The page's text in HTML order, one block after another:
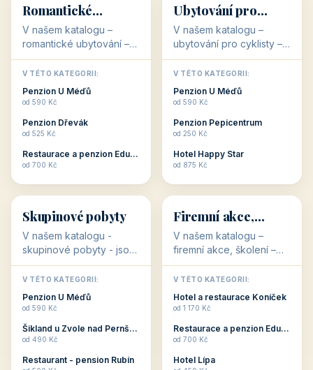
💕
Romantické
ubytování
V našem katalogu –
romantické ubytování –
jsou pro Vás připraveny
objekty, které svojí
stavbou, polohou anebo
zaměřením nabízí
Romantické ...
V TÉTO KATEGORII:
Penzion U Méďů
od 590 Kč
Penzion Dřevák
od 525 Kč
Restaurace a penzion Eduard
od 700 Kč
🚴 32 objektů
Ubytování pro
cyklisty
V našem katalogu –
ubytování pro cyklisty –
jsou pro Vás připraveny
objekty, které jsou na
milovníky cykloturistiky
připraveny. Většinou mají
V TÉTO KATEGORII:
Penzion U Méďů
od 590 Kč
Penzion Pepicentrum
od 250 Kč
Hotel Happy Star
od 875 Kč
👥
👥
32 objektů
Skupinové pobyty
V našem katalogu -
skupinové pobyty - jsou
pro Vás připraveny
objekty, které nabízí
ubytování skupin v
penzionech, hotelích a
Budete překva...
V TÉTO KATEGORII:
Penzion U Méďů
od 590 Kč
Šikland u Zvole nad Pernštejnem
od 490 Kč
Restaurant - pension Rubín
💼
💼
31 objektů
Firemní akce,
školení
V našem katalogu –
firemní akce, školení –
jsou pro Vás připraveny
objekty, které mají
zkušenosti pořádat i
menší firemní akce a
ob...
V TÉTO KATEGORII:
Hotel a restaurace Koníček
od 1 170 Kč
Restaurace a penzion Eduard
od 700 Kč
Hotel Lípa